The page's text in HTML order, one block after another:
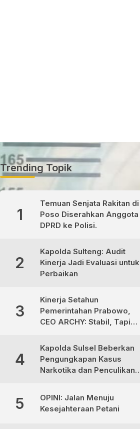
Trending Topik
1
Temuan Senjata Rakitan di
Poso Diserahkan Anggota
DPRD ke Polisi.
2
Kapolda Sulteng: Audit
Kinerja Jadi Evaluasi untuk
Perbaikan
3
Kinerja Setahun
Pemerintahan Prabowo,
CEO ARCHY: Stabil, Tapi
4
Kapolda Sulsel Beberkan
Pengungkapan Kasus
Narkotika dan Penculikan
5
OPINI: Jalan Menuju
Kesejahteraan Petani